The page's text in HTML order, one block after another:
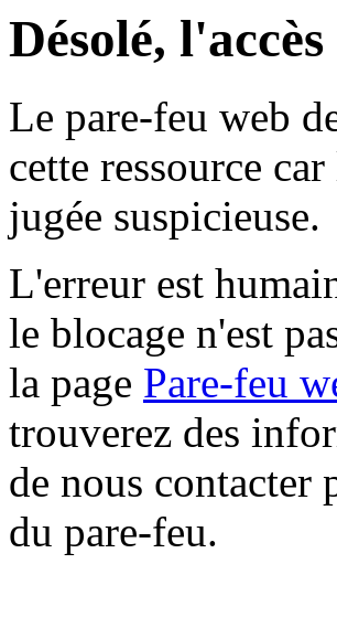
Désolé,
Le pare-feu web
cette ressource
jugée suspicieuse.
L'erreur est
le blocage n'est
la page Pare-feu
trouverez des
de nous contacter
du pare-feu.